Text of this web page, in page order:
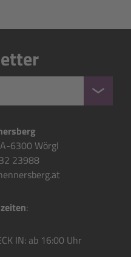
6300 Wörgl
23988
:
IN: ab 16:00 Uhr